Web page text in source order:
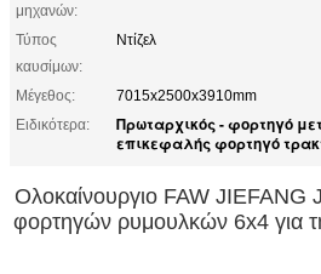
μηχανών:
Τύπος
καυσίμων:
Ντίζελ
Μέγεθος:
7015x2500x3910mm
Ειδικότερα:
Πρωταρχικός - φορτηγό
επικεφαλής φορτηγό
Ολοκαίνουργιο FAW JIEFANG
φορτηγών ρυμουλκών 6x4 για